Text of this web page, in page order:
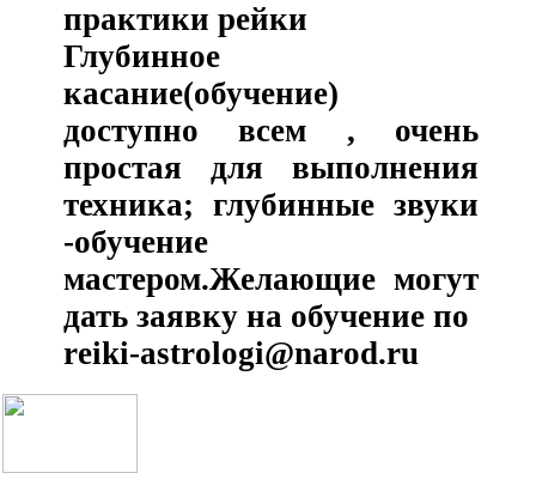
практики рейки
Глубинное
касание(обучение)
доступно всем , очень
простая для выполнения
техника; глубинные звуки
-обучение
мастером.Желающие могут
дать заявку на обучение по
reiki-astrologi@narod.ru